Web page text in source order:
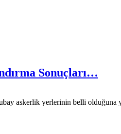
Sonuçları…
askerlik yerlerinin belli olduğuna